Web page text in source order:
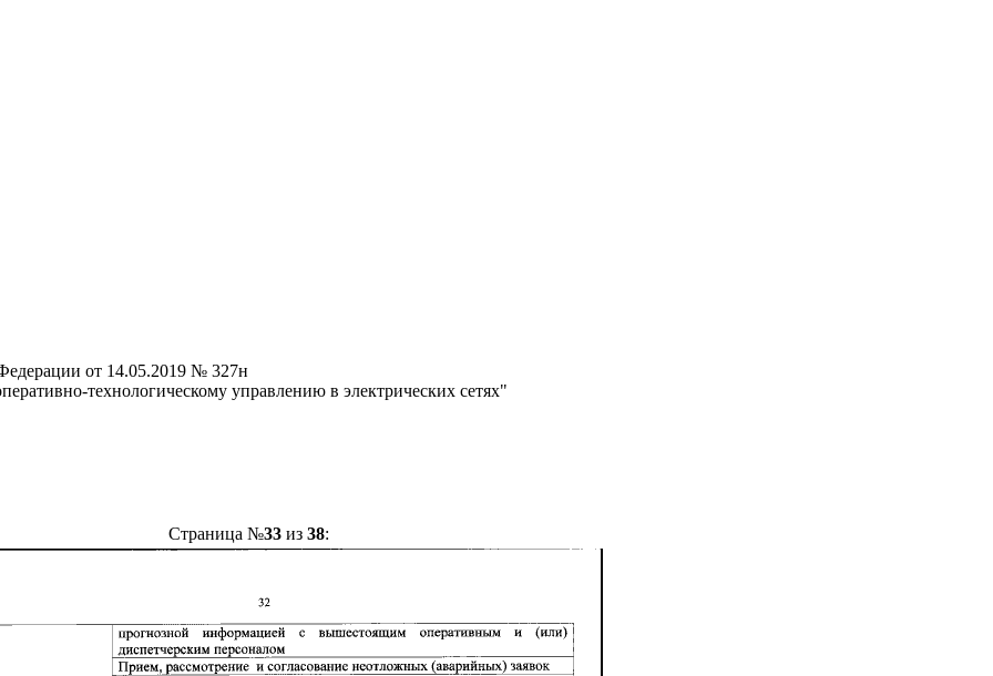
от 14.05.2019 № 327н
технологическому управлению в электрических сетях"
Страница №33из 38: